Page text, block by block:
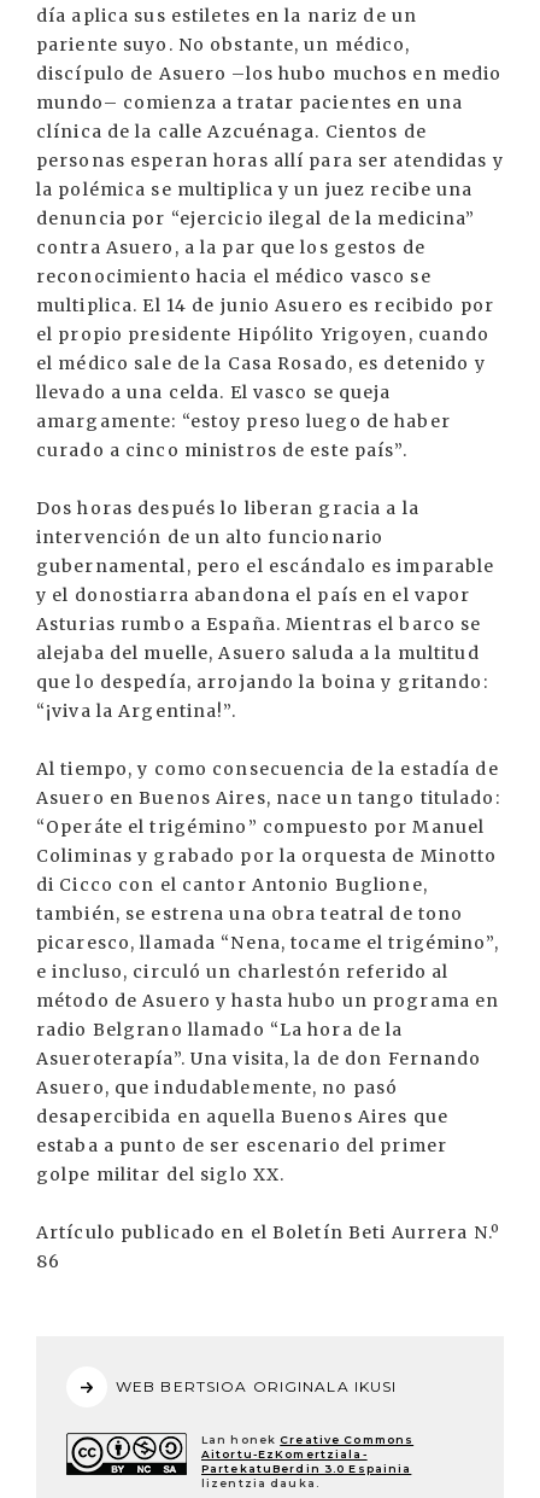
día aplica sus estiletes en la nariz de un
pariente suyo. No obstante, un médico,
discípulo de Asuero –los hubo muchos en medio
mundo– comienza a tratar pacientes en una
clínica de la calle Azcuénaga. Cientos de
personas esperan horas allí para ser atendidas y
la polémica se multiplica y un juez recibe una
denuncia por “ejercicio ilegal de la medicina”
contra Asuero, a la par que los gestos de
reconocimiento hacia el médico vasco se
multiplica. El 14 de junio Asuero es recibido por
el propio presidente Hipólito Yrigoyen, cuando
el médico sale de la Casa Rosado, es detenido y
llevado a una celda. El vasco se queja
amargamente: “estoy preso luego de haber
curado a cinco ministros de este país”.
Dos horas después lo liberan gracia a la
intervención de un alto funcionario
gubernamental, pero el escándalo es imparable
y el donostiarra abandona el país en el vapor
Asturias rumbo a España. Mientras el barco se
alejaba del muelle, Asuero saluda a la multitud
que lo despedía, arrojando la boina y gritando:
“¡viva la Argentina!”.
Al tiempo, y como consecuencia de la estadía de
Asuero en Buenos Aires, nace un tango titulado:
“Operáte el trigémino” compuesto por Manuel
Coliminas y grabado por la orquesta de Minotto
di Cicco con el cantor Antonio Buglione,
también, se estrena una obra teatral de tono
picaresco, llamada “Nena, tocame el trigémino”,
e incluso, circuló un charlestón referido al
método de Asuero y hasta hubo un programa en
radio Belgrano llamado “La hora de la
Asueroterapía”. Una visita, la de don Fernando
Asuero, que indudablemente, no pasó
desapercibida en aquella Buenos Aires que
estaba a punto de ser escenario del primer
golpe militar del siglo XX.
Artículo publicado en el Boletín Beti Aurrera N.º
86
WEB BERTSIOA ORIGINALA IKUSI
Lan honek Creative Commons
Aitortu-EzKomertziala-
PartekatuBerdin 3.0 Espainia
lizentzia dauka.